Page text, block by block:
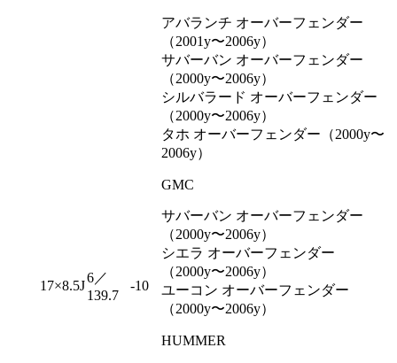
17×8.5J
6／
139.7
-10
アバランチ オーバーフェンダー
（2001y〜2006y）
サバーバン オーバーフェンダー
（2000y〜2006y）
シルバラード オーバーフェンダー
（2000y〜2006y）
タホ オーバーフェンダー（2000y〜
2006y）
GMC
サバーバン オーバーフェンダー
（2000y〜2006y）
シエラ オーバーフェンダー
（2000y〜2006y）
ユーコン オーバーフェンダー
（2000y〜2006y）
HUMMER